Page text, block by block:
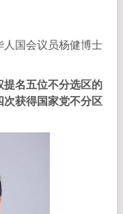
国会议员杨健博士
名五位不分选区的
获得国家党不分区